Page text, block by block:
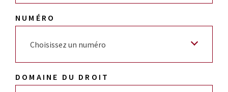
NUMÉRO
Choisissez un numéro
DOMAINE DU DROIT